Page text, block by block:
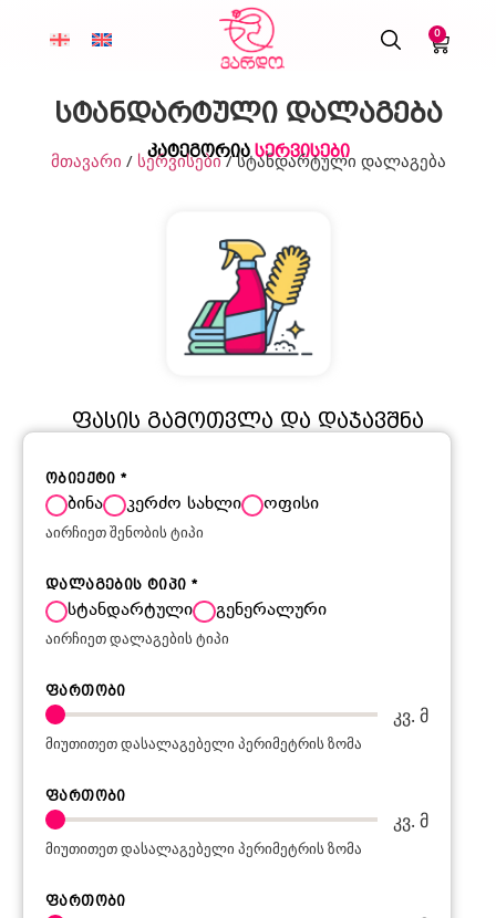
0
სტანდარტული დალაგება
კატეგორია სერვისები
მთავარი / სერვისები/ სტანდარტული დალაგება
ფასის გამოთვლა და დაჯავშნა
ობიექტი*
ბინა კერძო სახლი ოფისი
აირჩიეთ შენობის ტიპი
დალაგების ტიპი*
სტანდარტული გენერალური
აირჩიეთ დალაგების ტიპი
ფართობი
კვ. მ
მიუთითეთ დასალაგებელი პერიმეტრის ზომა
ფართობი
კვ. მ
მიუთითეთ დასალაგებელი პერიმეტრის ზომა
ფართობი